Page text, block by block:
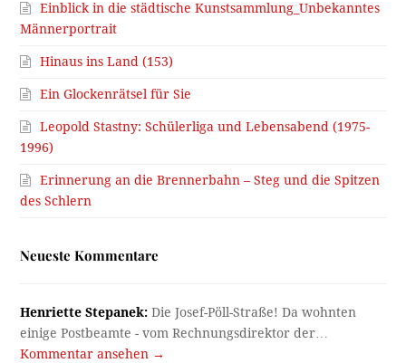
Einblick in die städtische Kunstsammlung_Unbekanntes
Männerportrait
Hinaus ins Land (153)
Ein Glockenrätsel für Sie
Leopold Stastny: Schülerliga und Lebensabend (1975-
1996)
Erinnerung an die Brennerbahn – Steg und die Spitzen
des Schlern
Neueste Kommentare
Henriette Stepanek: Die Josef-Pöll-Straße! Da wohnten
einige Postbeamte - vom Rechnungsdirektor der…
Kommentar ansehen →